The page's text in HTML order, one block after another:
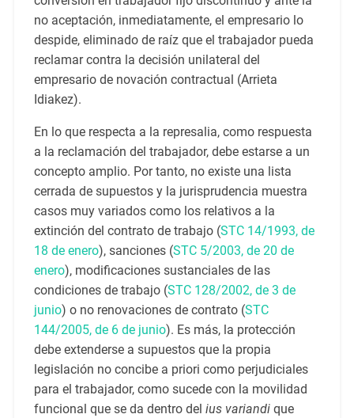
no aceptación, inmediatamente, el empresario lo
despide, eliminado de raíz que el trabajador pueda
reclamar contra la decisión unilateral del
empresario de novación contractual (Arrieta
Idiakez).
En lo que respecta a la represalia, como respuesta
a la reclamación del trabajador, debe estarse a un
concepto amplio. Por tanto, no existe una lista
cerrada de supuestos y la jurisprudencia muestra
casos muy variados como los relativos a la
extinción del contrato de trabajo (STC 14/1993, de
18 de enero), sanciones (STC 5/2003, de 20 de
enero), modificaciones sustanciales de las
condiciones de trabajo (STC 128/2002, de 3 de
junio) o no renovaciones de contrato (STC
144/2005, de 6 de junio). Es más, la protección
debe extenderse a supuestos que la propia
legislación no concibe a priori como perjudiciales
para el trabajador, como sucede con la movilidad
funcional que se da dentro del ius variandique